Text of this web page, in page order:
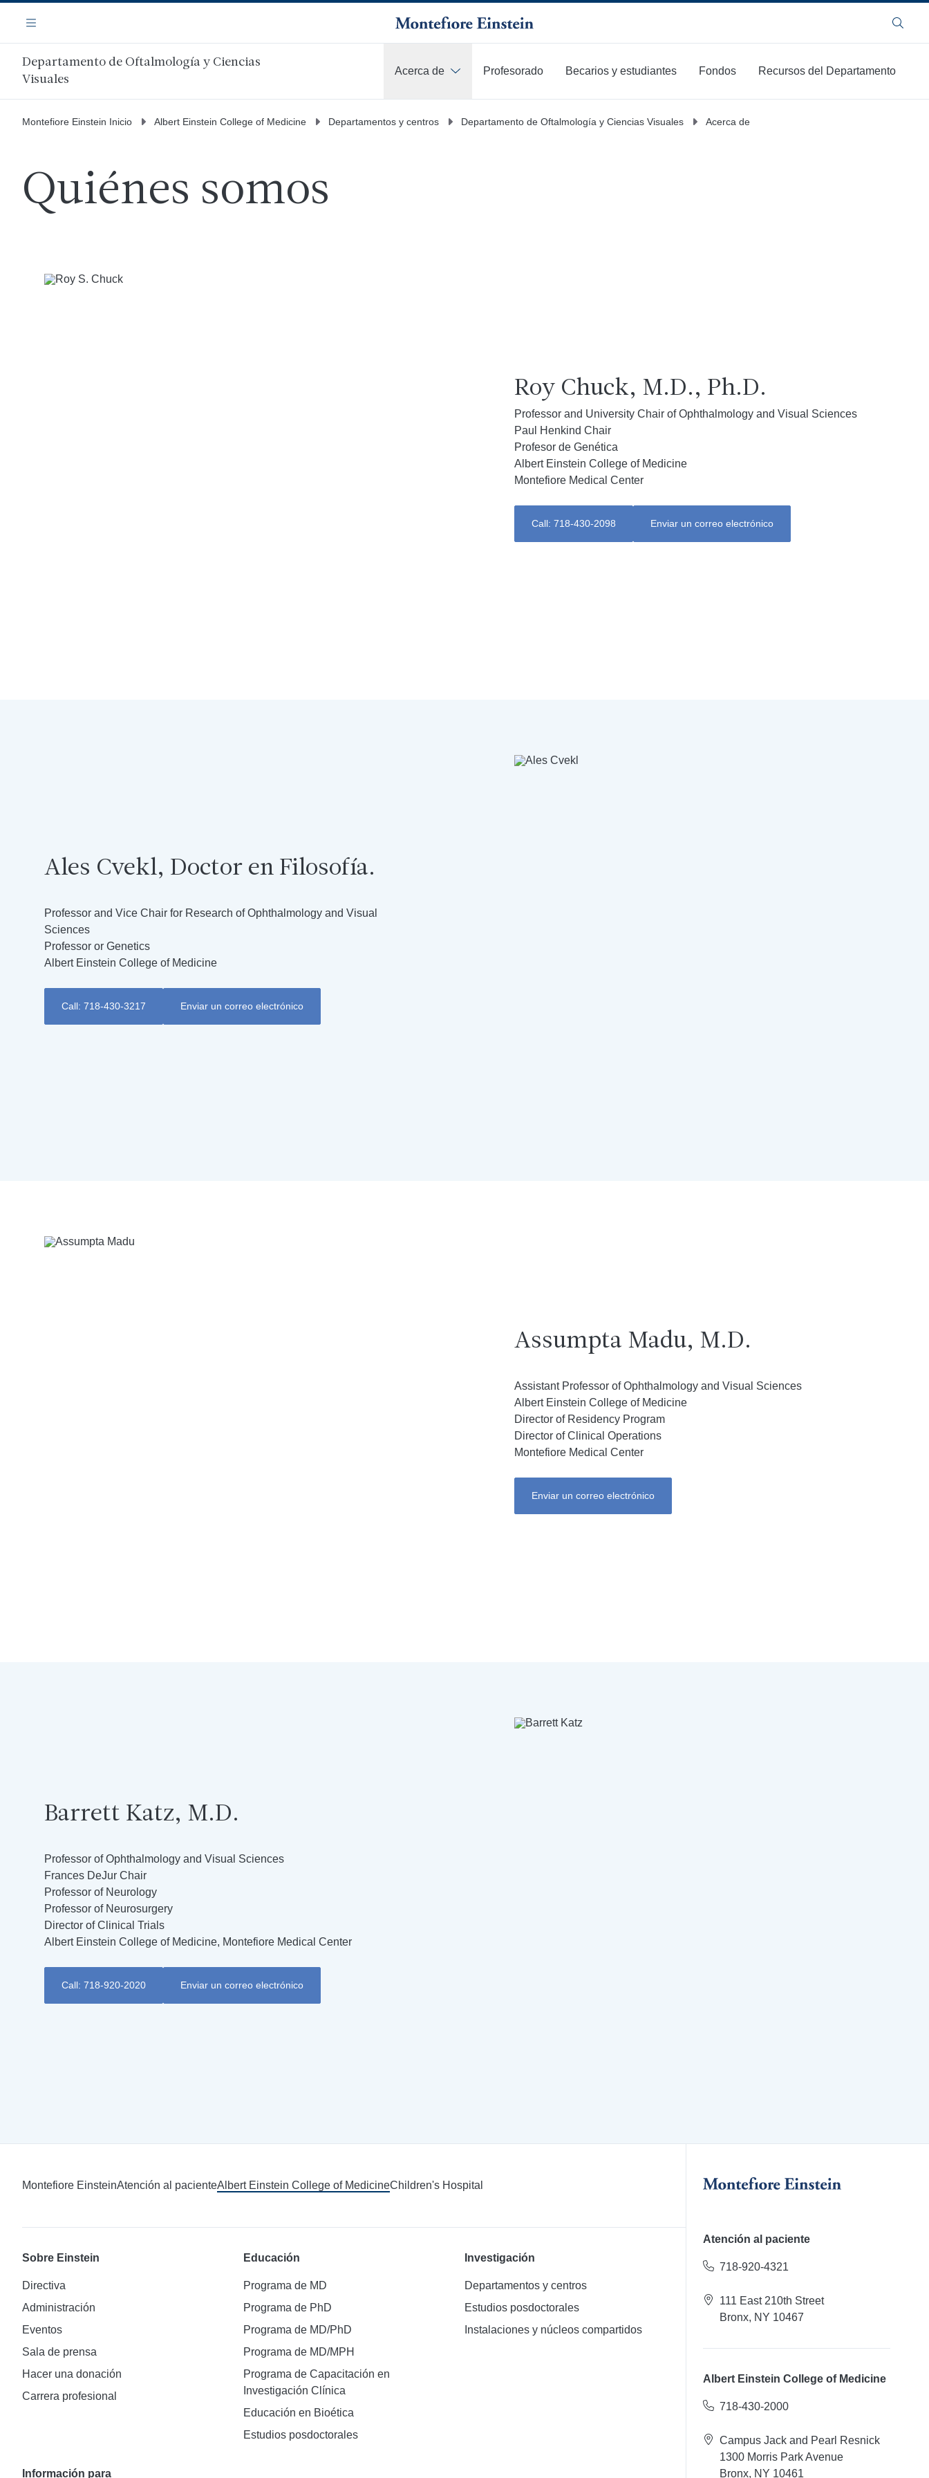
contenido
principal
Navegación
Menú Buscar
Departamento de Oftalmología y Ciencias
Visuales
Acerca de Profesorado Becarios y estudiantes Fondos
Recursos del Departamento
Montefiore Einstein Inicio Albert Einstein College of Medicine Departamentos y centros Departamento de Oftalmología y Ciencias Visuales Acerca de
Quiénes somos
Roy Chuck, M.D., Ph.D.
Professor and University Chair of Ophthalmology and Visual Sciences
Paul Henkind Chair
Profesor de Genética
Albert Einstein College of Medicine
Montefiore Medical Center
Call: 718-430-2098 Enviar un correo electrónico
Ales Cvekl, Doctor en Filosofía.
Professor and Vice Chair for Research of Ophthalmology and Visual
Sciences
Professor or Genetics
Albert Einstein College of Medicine
Call: 718-430-3217 Enviar un correo electrónico
Assumpta Madu, M.D.
Assistant Professor of Ophthalmology and Visual Sciences
Albert Einstein College of Medicine
Director of Residency Program
Director of Clinical Operations
Montefiore Medical Center
Enviar un correo electrónico
Barrett Katz, M.D.
Professor of Ophthalmology and Visual Sciences
Frances DeJur Chair
Professor of Neurology
Professor of Neurosurgery
Director of Clinical Trials
Albert Einstein College of Medicine, Montefiore Medical Center
Call: 718-920-2020 Enviar un correo electrónico
Montefiore EinsteinAtención al pacienteAlbert Einstein College of MedicineChildren's Hospital
Sobre Einstein
Directiva
Administración
Eventos
Sala de prensa
Hacer una donación
Carrera profesional
Educación
Programa de MD
Programa de PhD
Programa de MD/PhD
Programa de MD/MPH
Programa de Capacitación en
Investigación Clínica
Educación en Bioética
Estudios posdoctorales
Investigación
Departamentos y centros
Estudios posdoctorales
Instalaciones y núcleos compartidos
Información para
Atención al paciente
718-920-4321
111 East 210th Street
Bronx, NY 10467
Albert Einstein College of Medicine
718-430-2000
Campus Jack and Pearl Resnick
1300 Morris Park Avenue
Bronx, NY 10461